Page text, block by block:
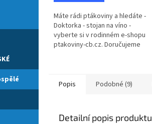
Máte rádi ptákoviny a hledáte -
Doktorka - stojan na víno -
vyberte si v rodinném e-shopu
ptakoviny-cb.cz. Doručujeme
Popis Podobné (9)
Detailní popis produktu